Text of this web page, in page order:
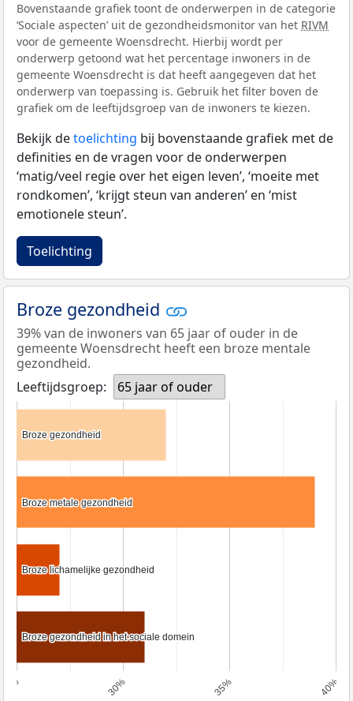
Bovenstaande grafiek toont de onderwerpen in de categorie
‘Sociale aspecten’ uit de gezondheidsmonitor van het RIVM
voor de gemeente Woensdrecht. Hierbij wordt per
onderwerp getoond wat het percentage inwoners in de
gemeente Woensdrecht is dat heeft aangegeven dat het
onderwerp van toepassing is. Gebruik het filter boven de
grafiek om de leeftijdsgroep van de inwoners te kiezen.
Bekijk detoelichting bij bovenstaande grafiek met de
definities en de vragen voor de onderwerpen
‘matig/veel regie over het eigen leven’, ‘moeite met
rondkomen’, ‘krijgt steun van anderen’ en ‘mist
emotionele steun’.
Toelichting
Broze gezondheid
39% van de inwoners van 65 jaar of ouder in de
gemeente Woensdrecht heeft een broze mentale
gezondheid.
Leeftijdsgroep:
65 jaar of ouder
25% 30% 35% 40%
Broze gezondheid
Broze gezondheid
Broze metale gezondheid
Broze metale gezondheid
Broze lichamelijke gezondheid
Broze lichamelijke gezondheid
Broze gezondheid in het sociale domein
Broze gezondheid in het sociale domein